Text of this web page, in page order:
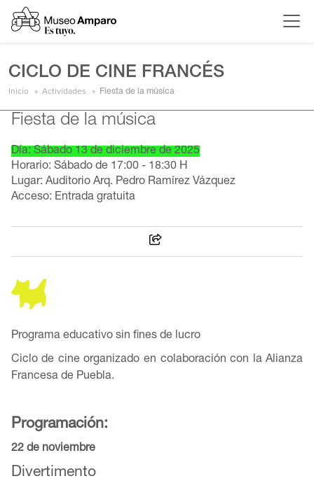
CICLO DE CINE FRANCÉS
Inicio Actividades Fiesta de la música
Fiesta de la música
Día: Sábado 13 de diciembre de 2025
Horario: Sábado de 17:00 - 18:30 H
Lugar: Auditorio Arq. Pedro Ramírez Vázquez
Acceso: Entrada gratuita
Programa educativo sin fines de lucro
Ciclo de cine organizado en colaboración con la Alianza
Francesa de Puebla.
Programación:
22 de noviembre
Divertimento